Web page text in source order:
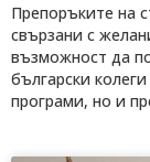
Препоръките на
свързани с
възможност да
български
програми, но и